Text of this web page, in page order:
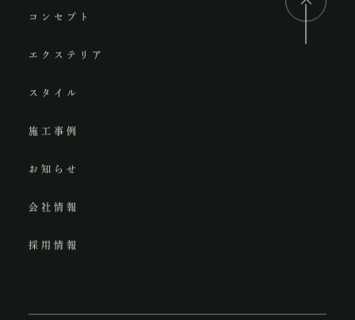
コンセプト
エクステリア
スタイル
施工事例
お知らせ
会社情報
採用情報